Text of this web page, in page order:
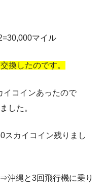
マイル
換したのです。
イコインあったので
した。
スカイコイン残りまし
縄と3回飛行機に乗り